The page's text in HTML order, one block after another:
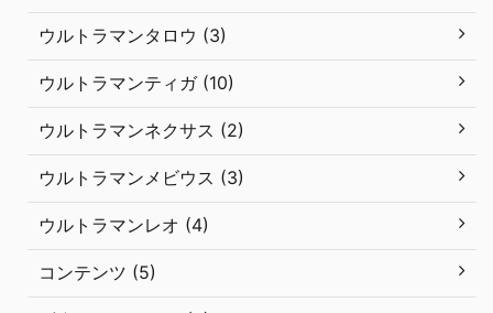
ウルトラマンタロウ (3)
ウルトラマンティガ (10)
ウルトラマンネクサス (2)
ウルトラマンメビウス (3)
ウルトラマンレオ (4)
コンテンツ (5)